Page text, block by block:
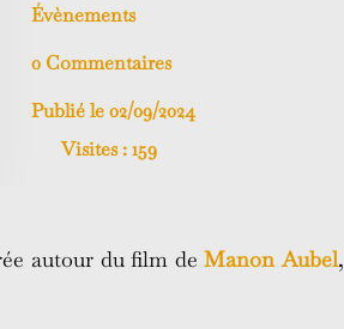
Évènements
0 Commentaires
Publié le 02/09/2024
Visites :159
autour du film deManon Aubel,